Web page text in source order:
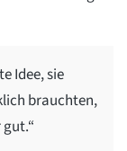
Idee, sie
brauchten,